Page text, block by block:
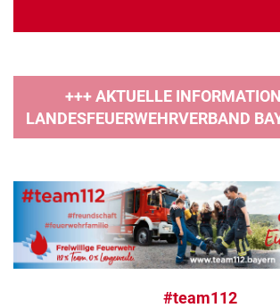
+++ AKTUELLE
LANDESFEUERWEHRVERBAND
#team112